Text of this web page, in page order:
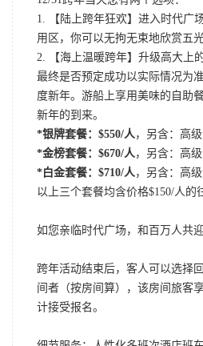
1. 【陆上跨年狂欢】进入时代广
用区，你可以无拘无束地欣赏五
2. 【海上温暖跨年】升级高大上
最终是否预定成功以实际情况为
度新年。游船上享用美味的自助
新年的到来。
*银牌套餐：$550/人，另含：高
*金榜套餐：$670/人，另含：高
*白金套餐：$710/人，另含：高
以上三个套餐均含价格$150/人的
如您亲临时代广场，和百万人共
跨年活动结束后，客人可以选择
间者（按房间算），该房间旅客
计接受报名。